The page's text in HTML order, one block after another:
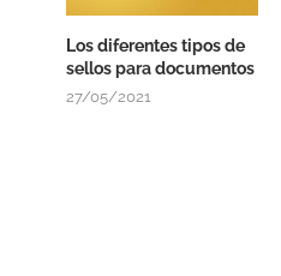
Los diferentes tipos de
sellos para documentos
27/05/2021